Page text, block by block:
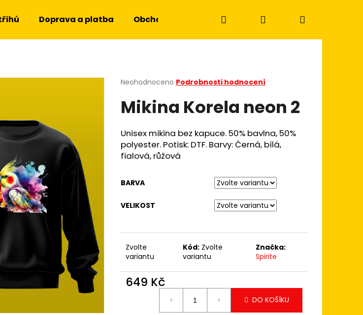
Doprava a platba Obchodní podmínky Kontakty
Hledat PřihlášeníNákupní
Průměrné
produktu
je
z
5
hvězdiček.
Neohodnoceno Podrobnosti hodnocení
Mikina Korela neon 2
Unisex mikina bez kapuce. 50% bavlna, 50%
polyester. Potisk: DTF. Barvy: Černá, bílá,
fialová, růžová
BARVA
VELIKOST
Zvolte
variantu
Kód: Zvolte
variantu
Značka:
Spirite
649 Kč
DO KOŠÍKU
najít?
Následující
TRIKO STROM ŽIVOTA
349 Kč